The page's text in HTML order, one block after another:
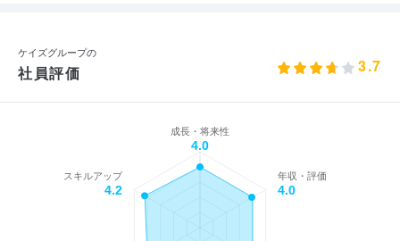
ケイズグループの
社員評価 3.7
成長・将来性
4.0
年収・評価
4.0
スキルアップ
4.2